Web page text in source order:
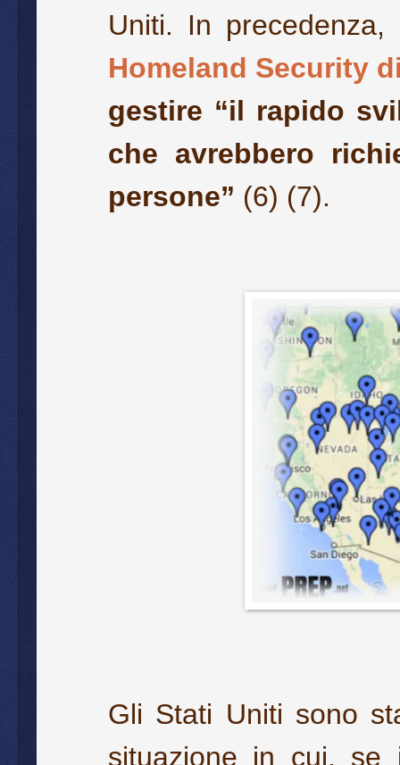
Uniti. In precedenza,
Homeland Security
gestire “il rapido
che avrebbero
persone” (6) (7).
Gli Stati Uniti sono
situazione in cui, se